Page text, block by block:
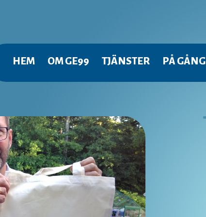
HOPPA TILL INNEHÅLL
HEM OM GE99 TJÄNSTER PÅ GÅNG